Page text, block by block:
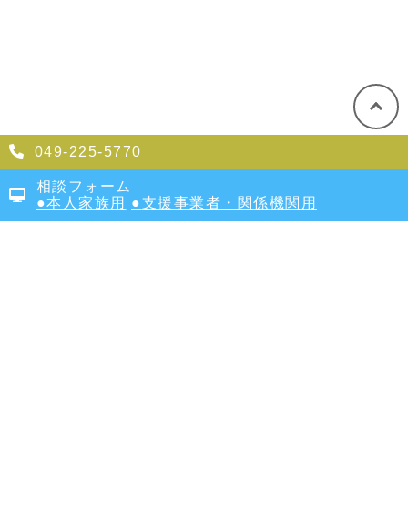
049-225-5770
相談フォーム
本人家族用
支援事業者・関係機関用